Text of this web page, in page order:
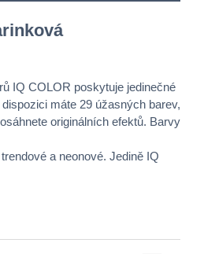
IQ COLOR poskytuje jedinečné
máte 29 úžasných barev,
originálních efektů. Barvy
a neonové. Jedině IQ